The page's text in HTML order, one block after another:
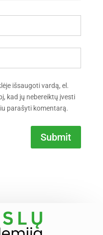
išsaugoti vardą, el.
kad jų nebereiktų įvesti
parašyti komentarą.
Submit